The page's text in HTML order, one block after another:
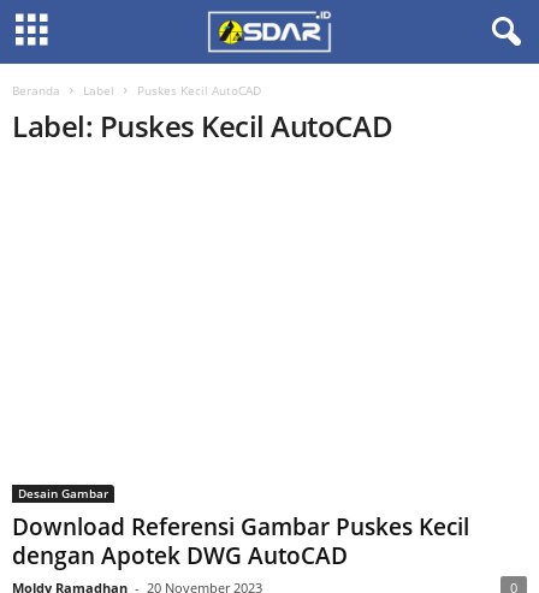
Beranda Label Puskes Kecil AutoCAD
Label: Puskes Kecil AutoCAD
Desain Gambar
Download Referensi Gambar Puskes Kecil
dengan Apotek DWG AutoCAD
Moldy Ramadhan - 20 November 2023 0